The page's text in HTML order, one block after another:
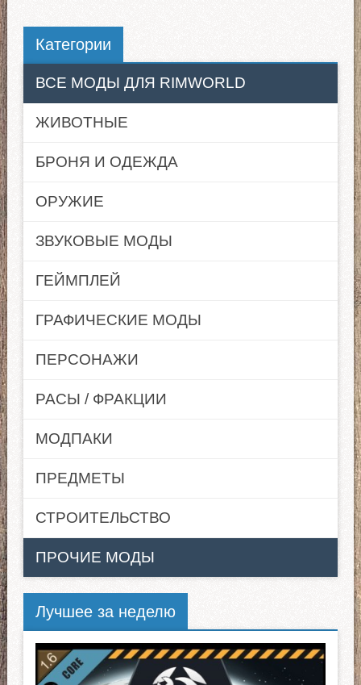
Категории
ВСЕ МОДЫ ДЛЯ RIMWORLD
ЖИВОТНЫЕ
БРОНЯ И ОДЕЖДА
ОРУЖИЕ
ЗВУКОВЫЕ МОДЫ
ГЕЙМПЛЕЙ
ГРАФИЧЕСКИЕ МОДЫ
ПЕРСОНАЖИ
РАСЫ / ФРАКЦИИ
МОДПАКИ
ПРЕДМЕТЫ
СТРОИТЕЛЬСТВО
ПРОЧИЕ МОДЫ
Лучшее за неделю